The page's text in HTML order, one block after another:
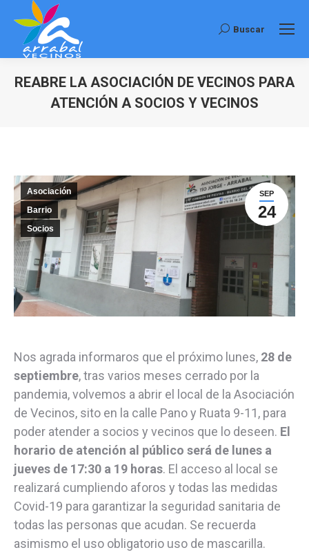
Buscar:
Buscar
REABRE LA ASOCIACIÓN DE VECINOS PARA
ATENCIÓN A SOCIOS Y VECINOS
SEP
24
Asociación
Barrio
Socios
Nos agrada informaros que el próximo lunes, 28 de
septiembre, tras varios meses cerrado por la
pandemia, volvemos a abrir el local de la Asociación
de Vecinos, sito en la calle Pano y Ruata 9-11, para
poder atender a socios y vecinos que lo deseen. El
horario de atención al público será de lunes a
jueves de 17:30 a 19 horas. El acceso al local se
realizará cumpliendo aforos y todas las medidas
Covid-19 para garantizar la seguridad sanitaria de
todas las personas que acudan. Se recuerda
asimismo el uso obligatorio uso de mascarilla.